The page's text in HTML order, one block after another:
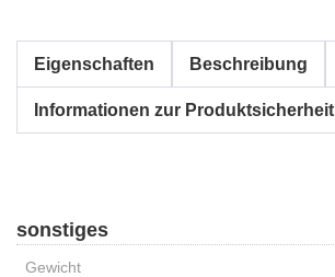
Eigenschaften Beschreibung
Informationen zur Produktsicherheit
sonstiges
Gewicht